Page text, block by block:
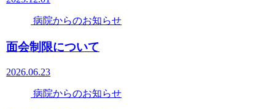
病院からのお知らせ
面会制限について
2026.06.23
病院からのお知らせ